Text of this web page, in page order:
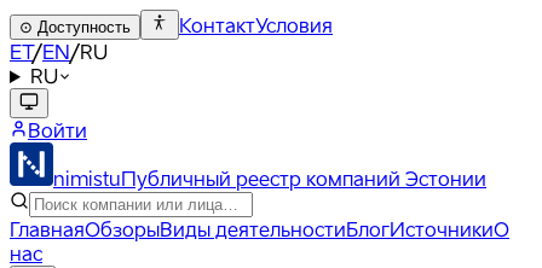
⊙ Доступность КонтактУсловия
ET/EN/RU
RU
Войти
nimistuПубличный реестр компаний Эстонии
ГлавнаяОбзорыВиды деятельностиБлогИсточникиО
нас